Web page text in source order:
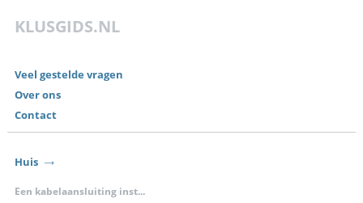
KLUSGIDS.NL
Veel gestelde vragen
Over ons
Contact
Huis
Een kabelaansluiting inst...